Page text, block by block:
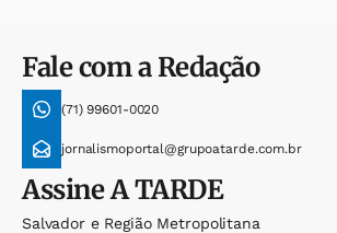
Fale com a Redação
(71) 99601-0020
jornalismoportal@grupoatarde.com.br
AssineA TARDE
Salvador e Região Metropolitana